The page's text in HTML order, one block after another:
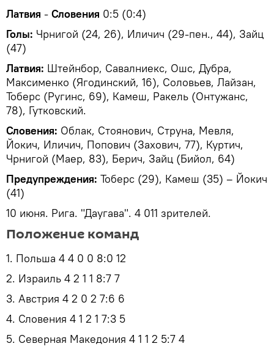
Латвия - Словения 0:5 (0:4)
Голы: Чрнигой (24, 26), Иличич (29-пен., 44), Зайц
(47)
Латвия: Штейнбор, Савалниекс, Ошс, Дубра,
Максименко (Ягодинский, 16), Соловьев, Лайзан,
Тоберс (Ругинс, 69), Камеш, Ракель (Онтужанс,
78), Гутковский.
Словения: Облак, Стоянович, Струна, Мевля,
Йокич, Иличич, Попович (Захович, 77), Куртич,
Чрнигой (Маер, 83), Берич, Зайц (Бийол, 64)
Предупреждения: Тоберс (29), Камеш (35) – Йокич
(41)
10 июня. Рига. "Даугава". 4 011 зрителей.
Положение команд
1. Польша 4 4 0 0 8:0 12
2. Израиль 4 2 1 1 8:7 7
3. Австрия 4 2 0 2 7:6 6
4. Словения 4 1 2 1 7:3 5
5. Северная Македония 4 1 1 2 5:7 4